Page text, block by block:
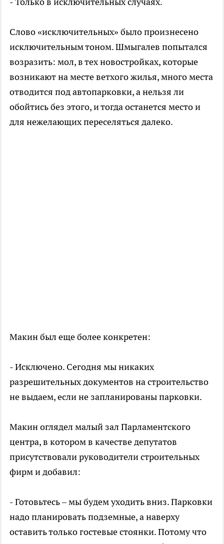
Слово «исключительных» было произнесено
исключительным тоном. Шмыгалев попытался
возразить: мол, в тех новостройках, которые
возникают на месте ветхого жилья, много места
отводится под автопарковки, а нельзя ли
обойтись без этого, и тогда останется место и
для нежелающих переселяться далеко.
Макин был еще более конкретен:
- Исключено. Сегодня мы никаких
разрешительных документов на строительство
не выдаем, если не запланированы парковки.
Макин оглядел малый зал Парламентского
центра, в котором в качестве депутатов
присутствовали руководители строительных
фирм и добавил:
- Готовьтесь – мы будем уходить вниз. Парковки
надо планировать подземные, а наверху
оставить только гостевые стоянки. Потому что